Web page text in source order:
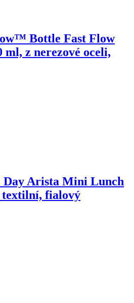
Bottle Fast Flow
ml, z nerezové oceli,
Day Arista Mini Lunch
textilní, fialový